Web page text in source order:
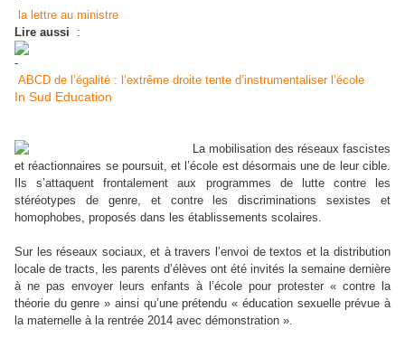
la lettre au ministre
Lire aussi :
ABCD de l’égalité : l’extrême droite tente d’instrumentaliser l’école
In Sud Education
La mobilisation des réseaux fascistes
et réactionnaires se poursuit, et l’école est désormais une de leur cible.
Ils s’attaquent frontalement aux programmes de lutte contre les
stéréotypes de genre, et contre les discriminations sexistes et
homophobes, proposés dans les établissements scolaires.
Sur les réseaux sociaux, et à travers l’envoi de textos et la distribution
locale de tracts, les parents d’élèves ont été invités la semaine dernière
à ne pas envoyer leurs enfants à l’école pour protester « contre la
théorie du genre » ainsi qu’une prétendu « éducation sexuelle prévue à
la maternelle à la rentrée 2014 avec démonstration ».